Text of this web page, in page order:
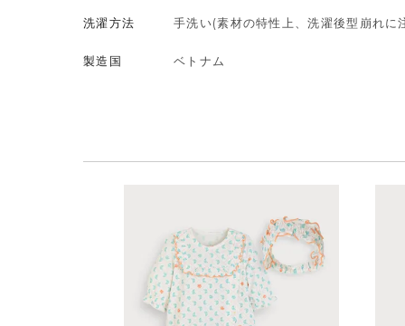
洗濯方法 手洗い(素材の特性上、洗濯後型崩れ
製造国 ベトナム